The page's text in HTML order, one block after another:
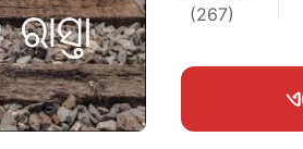
(267)